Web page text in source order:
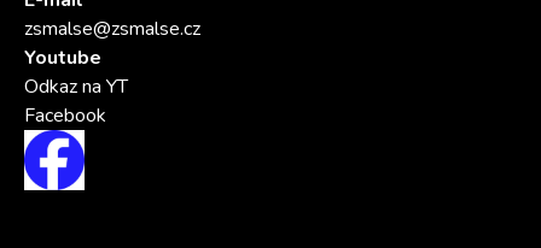
zsmalse@zsmalse.cz
Youtube
Odkaz na YT
Facebook